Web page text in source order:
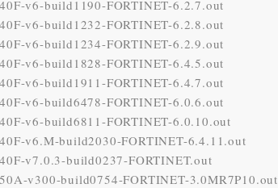
v6-build1190-FORTINET-6.2.7.out
v6-build1232-FORTINET-6.2.8.out
v6-build1234-FORTINET-6.2.9.out
v6-build1828-FORTINET-6.4.5.out
v6-build1911-FORTINET-6.4.7.out
v6-build6478-FORTINET-6.0.6.out
v6-build6811-FORTINET-6.0.10.out
v6.M-build2030-FORTINET-6.4.11.out
v7.0.3-build0237-FORTINET.out
v300-build0754-FORTINET-3.0MR7P10.out